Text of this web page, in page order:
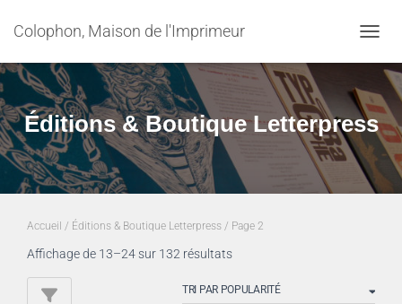
Colophon, Maison de l'Imprimeur
Éditions & Boutique Letterpress
Accueil / Éditions & Boutique Letterpress / Page 2
Affichage de 13–24 sur 132 résultatsTrié
popularité